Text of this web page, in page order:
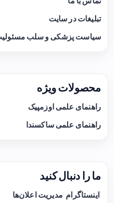
تبلیغات در سایت
سیاست پزشکی و سلب
محصولات ویژه
راهنمای علمی اوزمپیک
راهنمای علمی ساکسندا
ما را دنبال کنید
اینستاگرام مدیریت اعلان‌ها